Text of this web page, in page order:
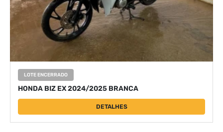
LOTE ENCERRADO
HONDA BIZ EX 2024/2025 BRANCA
DETALHES